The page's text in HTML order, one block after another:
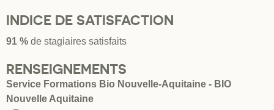
INDICE DE SATISFACTION
91 % de stagiaires satisfaits
RENSEIGNEMENTS
Service Formations Bio Nouvelle-Aquitaine - BIO
Nouvelle Aquitaine